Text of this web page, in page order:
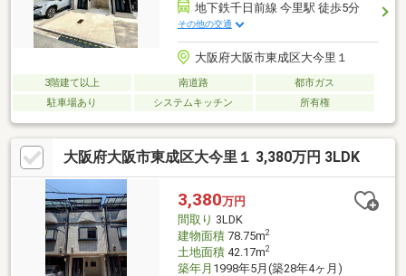
地下鉄千日前線 今里駅 徒歩5分
その他の交通
大阪府大阪市東成区大今里１
3階建て以上 南道路
都市ガス
駐車場あり
システムキッチン 所有権
大阪府大阪市東成区大今里１ 3,380万円 3LDK
3,380万円
間取り 3LDK
建物面積78.75m2
土地面積42.17m2
築年月 1998年5月(築28年4ヶ月)